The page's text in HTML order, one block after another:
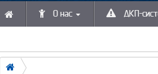
О нас ДКП-